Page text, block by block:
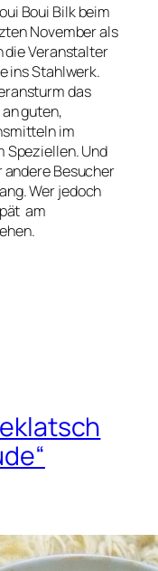
Boui Bilk beim
November als
die Veranstalter
ins Stahlwerk.
das
guten,
im
Speziellen. Und
andere Besucher
Wer jedoch
am